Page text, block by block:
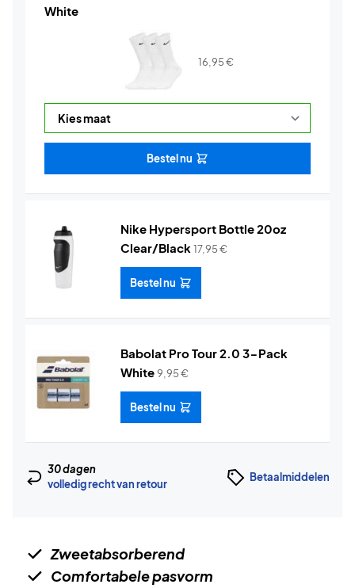
White
16,95€
Bestel nu
Nike Hypersport Bottle 20oz
Clear/Black17,95€
Bestel nu
Babolat Pro Tour 2.0 3-Pack
White9,95€
Bestel nu
30 dagen
volledig recht van retour
Betaalmiddelen
Zweetabsorberend
Comfortabele pasvorm